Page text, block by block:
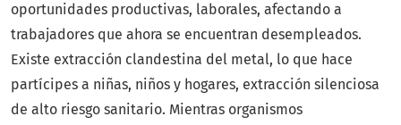
oportunidades productivas, laborales, afectando a
trabajadores que ahora se encuentran desempleados.
Existe extracción clandestina del metal, lo que hace
partícipes a niñas, niños y hogares, extracción silenciosa
de alto riesgo sanitario. Mientras organismos